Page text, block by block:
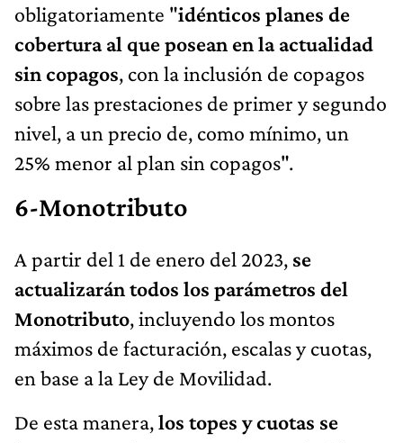
obligatoriamente "idénticos planes de
cobertura al que posean en la actualidad
sin copagos, con la inclusión de copagos
sobre las prestaciones de primer y segundo
nivel, a un precio de, como mínimo, un
25% menor al plan sin copagos".
6-Monotributo
A partir del 1 de enero del 2023, se
actualizarán todos los parámetros del
Monotributo, incluyendo los montos
máximos de facturación, escalas y cuotas,
en base a la Ley de Movilidad.
De esta manera,los topes y cuotas se